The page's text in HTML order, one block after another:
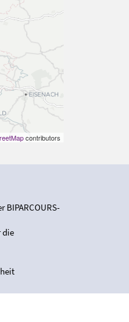
contributors
BIPARCOURS-
die